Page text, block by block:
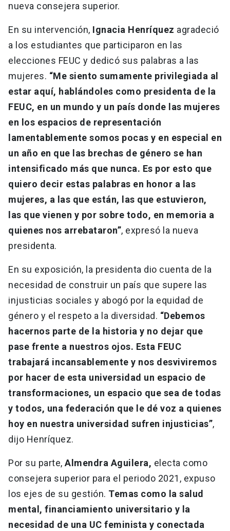
nueva consejera superior.
En su intervención, Ignacia Henríquez agradeció
a los estudiantes que participaron en las
elecciones FEUC y dedicó sus palabras a las
mujeres. “Me siento sumamente privilegiada al
estar aquí, hablándoles como presidenta de la
FEUC, en un mundo y un país donde las mujeres
en los espacios de representación
lamentablemente somos pocas y en especial en
un año en que las brechas de género se han
intensificado más que nunca. Es por esto que
quiero decir estas palabras en honor a las
mujeres, a las que están, las que estuvieron,
las que vienen y por sobre todo, en memoria a
quienes nos arrebataron”, expresó la nueva
presidenta.
En su exposición, la presidenta dio cuenta de la
necesidad de construir un país que supere las
injusticias sociales y abogó por la equidad de
género y el respeto a la diversidad. “Debemos
hacernos parte de la historia y no dejar que
pase frente a nuestros ojos. Esta FEUC
trabajará incansablemente y nos desviviremos
por hacer de esta universidad un espacio de
transformaciones, un espacio que sea de todas
y todos, una federación que le dé voz a quienes
hoy en nuestra universidad sufren injusticias”,
dijo Henríquez.
Por su parte, Almendra Aguilera, electa como
consejera superior para el periodo 2021, expuso
los ejes de su gestión. Temas como la salud
mental, financiamiento universitario y la
necesidad de una UC feminista y conectada